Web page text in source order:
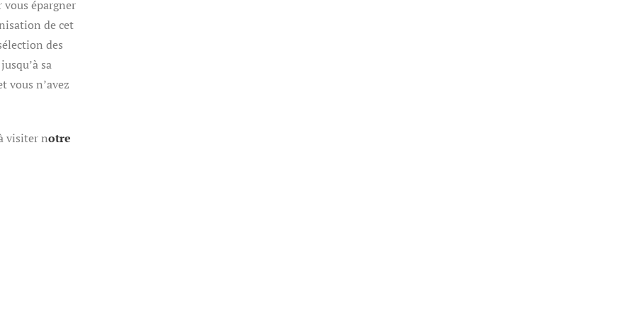
épargner
de cet
des
sa
vous n’avez
visiter notre